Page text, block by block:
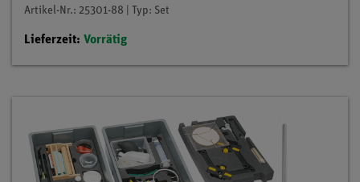
Artikel-Nr.: 25301-88 | Typ: Set
Lieferzeit: Vorrätig